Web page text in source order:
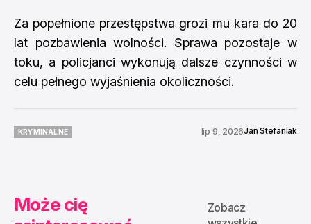
Za popełnione przestępstwa grozi mu kara do 20
lat pozbawienia wolności. Sprawa pozostaje w
toku, a policjanci wykonują dalsze czynności w
celu pełnego wyjaśnienia okoliczności.
KRYMINALNE
lip 9, 2026Jan Stefaniak
Może cię
Zobacz